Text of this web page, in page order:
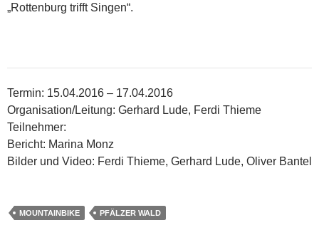
„Rottenburg trifft Singen“.
Termin: 15.04.2016 – 17.04.2016
Organisation/Leitung: Gerhard Lude, Ferdi Thieme
Teilnehmer:
Bericht: Marina Monz
Bilder und Video: Ferdi Thieme, Gerhard Lude, Oliver Bantel
MOUNTAINBIKE PFÄLZER WALD